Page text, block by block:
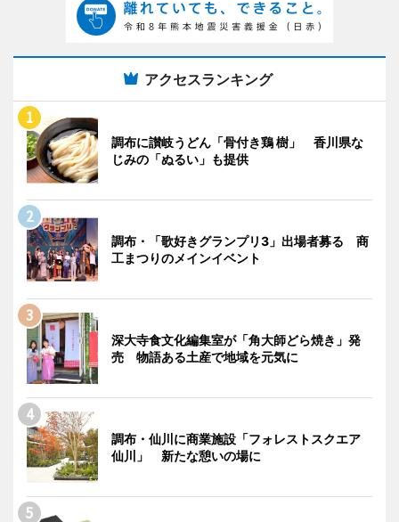
アクセスランキング
調布に讃岐うどん「骨付き鶏 樹」 香川県な
じみの「ぬるい」も提供
調布・「歌好きグランプリ3」出場者募る 商
工まつりのメインイベント
深大寺食文化編集室が「角大師どら焼き」発
売 物語ある土産で地域を元気に
調布・仙川に商業施設「フォレストスクエア
仙川」 新たな憩いの場に